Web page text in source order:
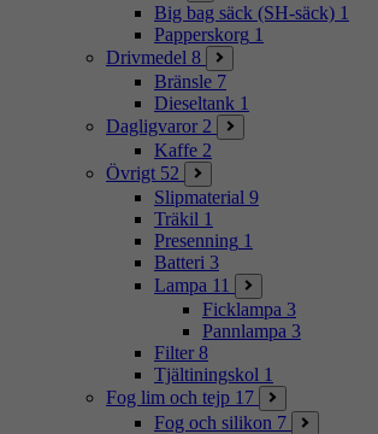
Big bag säck (SH-säck) 1
Papperskorg 1
Drivmedel 8
Bränsle 7
Dieseltank 1
Dagligvaror 2
Kaffe 2
Övrigt 52
Slipmaterial 9
Träkil 1
Presenning 1
Batteri 3
Lampa 11
Ficklampa 3
Pannlampa 3
Filter 8
Tjältiningskol 1
Fog lim och tejp 17
Fog och silikon 7